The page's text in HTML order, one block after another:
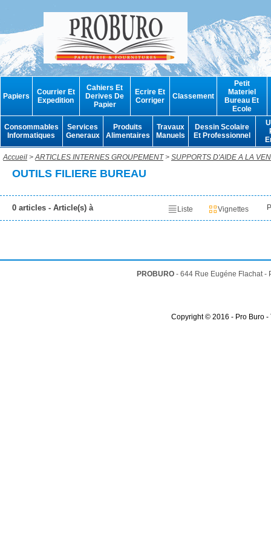
Papiers
Courrier Et
Expedition
Cahiers Et
Derives De
Papier
Ecrire Et
Corriger
Classement
Petit
Materiel
Bureau Et
Ecole
Consommables
Informatiques
Services
Generaux
Produits
Alimentaires
Travaux
Manuels
Dessin Scolaire
Et Professionnel
Accueil >ARTICLES INTERNES GROUPEMENT> SUPPORTS D'AIDE A LA
OUTILS FILIERE BUREAU
0 articles - Article(s) à Liste Vignettes
PROBURO - 644 Rue Eugéne Flachat -
Copyright © 2016 - Pro Buro